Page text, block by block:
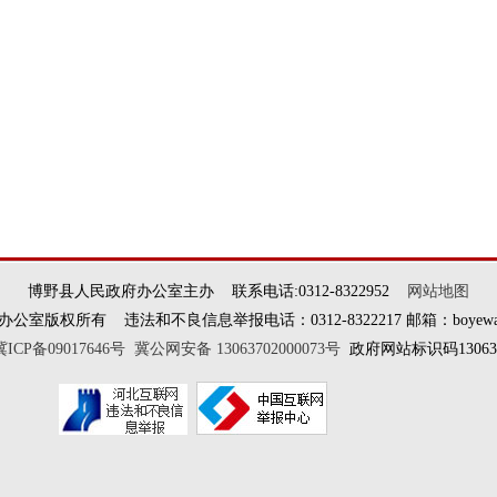
博野县人民政府办公室主办 联系电话:0312-8322952
网站地图
室版权所有 违法和不良信息举报电话：0312-8322217 邮箱：
ICP备09017646号 冀公网安备 13063702000073号 政府网站标识码